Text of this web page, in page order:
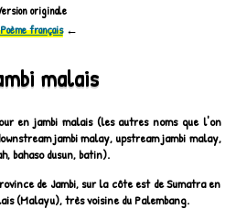
originale
Poème français←
malais
en jambi malais (les autres noms que l'on
jambi malay, upstream jambi malay,
bahaso dusun, batin).
de Jambi, sur la côte est de Sumatra en
(Malayu), très voisine du Palembang.